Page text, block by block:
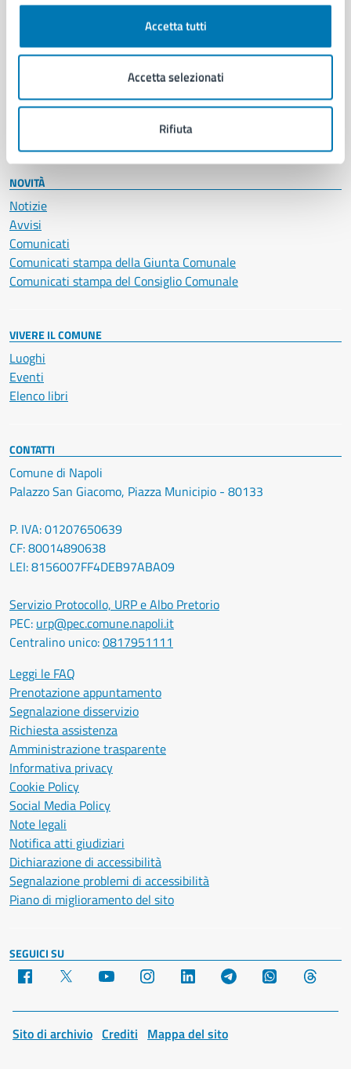
Accetta tutti
Accetta selezionati
Rifiuta
Giustizia e sicurezza pubblica
Servizi Cimiteriali
NOVITÀ
Notizie
Avvisi
Comunicati
Comunicati stampa della Giunta Comunale
Comunicati stampa del Consiglio Comunale
VIVERE IL COMUNE
Luoghi
Eventi
Elenco libri
CONTATTI
Comune di Napoli
Palazzo San Giacomo, Piazza Municipio - 80133
P. IVA: 01207650639
CF: 80014890638
LEI: 8156007FF4DEB97ABA09
Servizio Protocollo, URP e Albo Pretorio
PEC: urp@pec.comune.napoli.it
Centralino unico:0817951111
Leggi le FAQ
Prenotazione appuntamento
Segnalazione disservizio
Richiesta assistenza
Amministrazione trasparente
Informativa privacy
Cookie Policy
Social Media Policy
Note legali
Notifica atti giudiziari
Dichiarazione di accessibilità
Segnalazione problemi di accessibilità
Piano di miglioramento del sito
SEGUICI SU
Facebook YouTube Instagram LinkedIn Telegram WhatsApp
Sito di archivio Crediti Mappa del sito